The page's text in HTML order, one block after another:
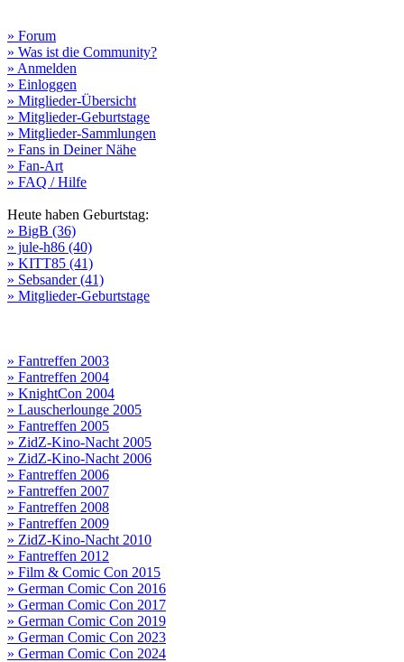
» Forum
» Was ist die Community?
» Anmelden
» Einloggen
» Mitglieder-Übersicht
» Mitglieder-Geburtstage
» Mitglieder-Sammlungen
» Fans in Deiner Nähe
» Fan-Art
» FAQ / Hilfe
Heute haben Geburtstag:
» BigB (36)
» jule-h86 (40)
» KITT85 (41)
» Sebsander (41)
» Mitglieder-Geburtstage
» Fantreffen 2003
» Fantreffen 2004
» KnightCon 2004
» Lauscherlounge 2005
» Fantreffen 2005
» ZidZ-Kino-Nacht 2005
» ZidZ-Kino-Nacht 2006
» Fantreffen 2006
» Fantreffen 2007
» Fantreffen 2008
» Fantreffen 2009
» ZidZ-Kino-Nacht 2010
» Fantreffen 2012
» Film & Comic Con 2015
» German Comic Con 2016
» German Comic Con 2017
» German Comic Con 2019
» German Comic Con 2023
» German Comic Con 2024